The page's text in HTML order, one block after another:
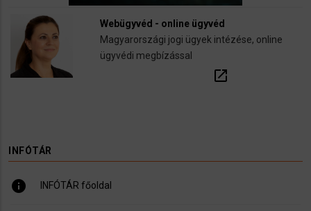
Webügyvéd - online ügyvéd
Magyarországi jogi ügyek intézése, online
ügyvédi megbízással
open_in_new
INFÓTÁR
info INFÓTÁR főoldal